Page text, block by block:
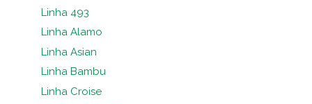
Linha 493
Linha Alamo
Linha Asian
Linha Bambu
Linha Croise